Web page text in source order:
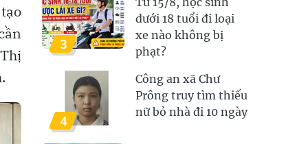
3
dưới 18 tuổi đi loại
xe nào không bị
phạt?
4
Công an xã Chư
Prông truy tìm thiếu
nữ bỏ nhà đi 10 ngày